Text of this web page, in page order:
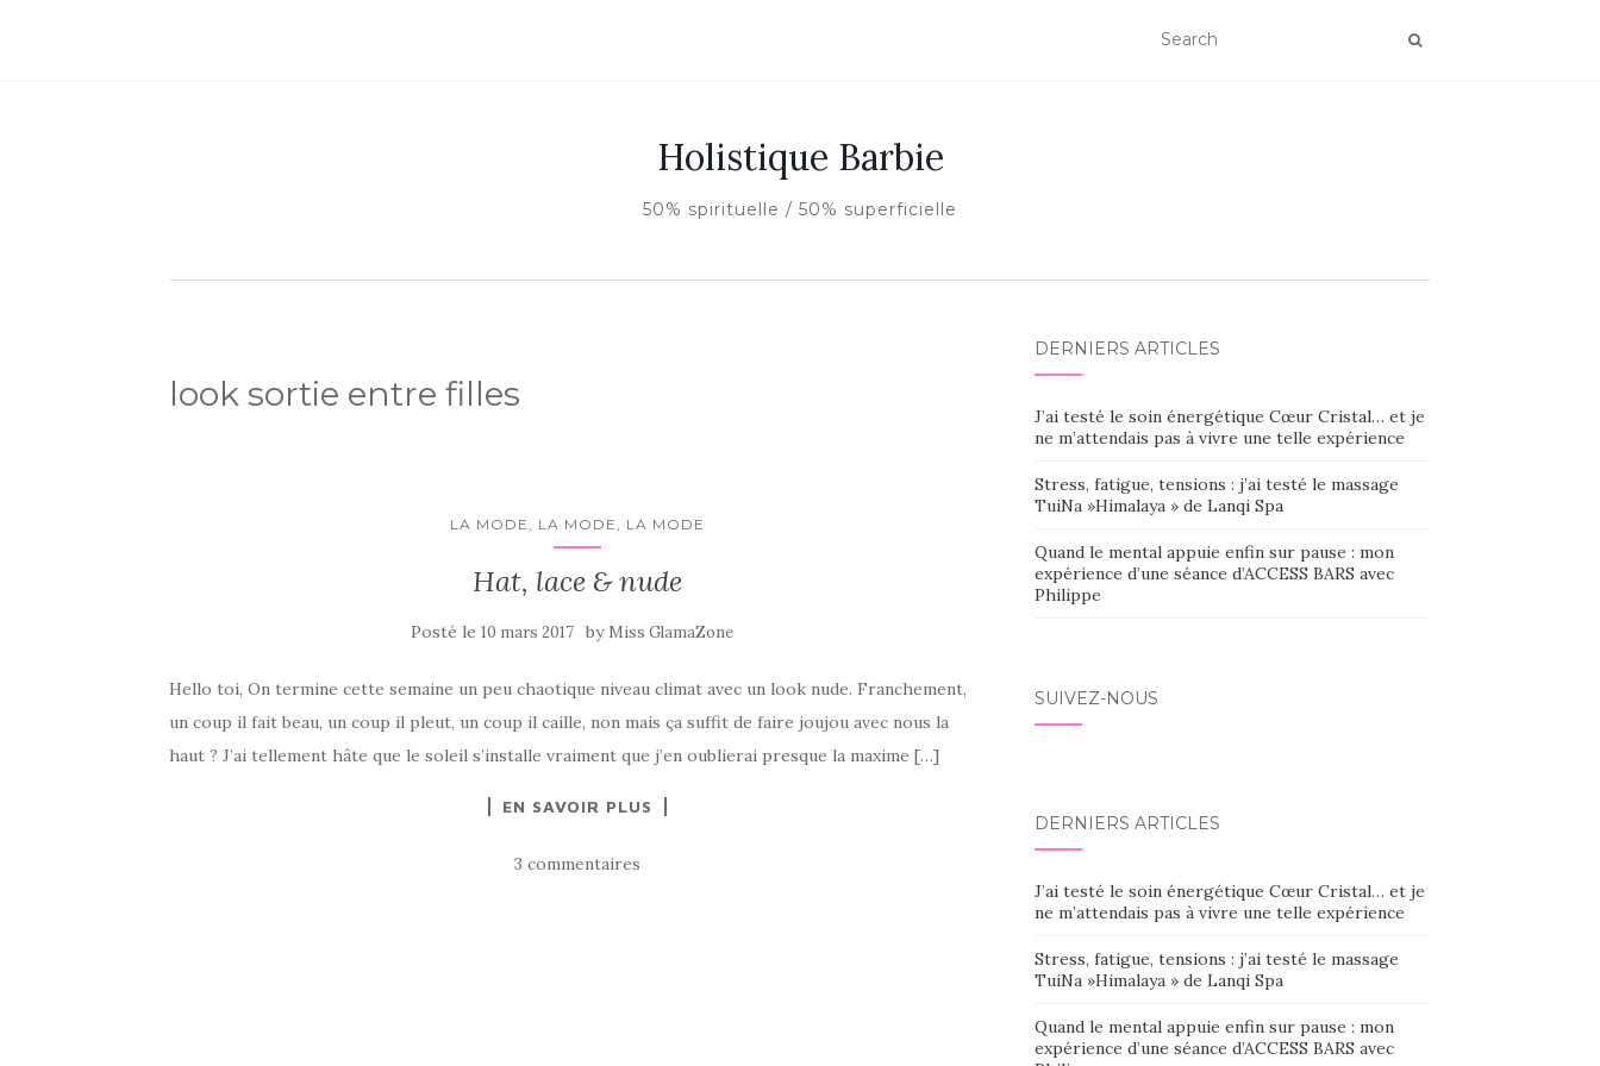
Holistique Barbie
50% spirituelle / 50% superficielle
look sortie entre filles
LA MODE, LA MODE, LA MODE
Hat, lace & nude
Posté le 10 mars 2017 by Miss GlamaZone
Hello toi, On termine cette semaine un peu chaotique niveau climat avec un look nude. Franchement,
un coup il fait beau, un coup il pleut, un coup il caille, non mais ça suffit de faire joujou avec nous la
haut ? J’ai tellement hâte que le soleil s’installe vraiment que j’en oublierai presque la maxime […]
EN SAVOIR PLUS
3 commentaires
DERNIERS ARTICLES
J’ai testé le soin énergétique Cœur Cristal… et je
ne m’attendais pas à vivre une telle expérience
Stress, fatigue, tensions : j’ai testé le massage
TuiNa »Himalaya » de Lanqi Spa
Quand le mental appuie enfin sur pause : mon
expérience d’une séance d’ACCESS BARS avec
Philippe
SUIVEZ-NOUS
DERNIERS ARTICLES
J’ai testé le soin énergétique Cœur Cristal… et je
ne m’attendais pas à vivre une telle expérience
Stress, fatigue, tensions : j’ai testé le massage
TuiNa »Himalaya » de Lanqi Spa
Quand le mental appuie enfin sur pause : mon
expérience d’une séance d’ACCESS BARS avec